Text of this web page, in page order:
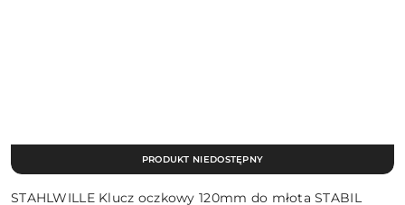
STAHLWILLE Klucz oczkowy 120mm do młota STABIL
PRODUKT NIEDOSTĘPNY